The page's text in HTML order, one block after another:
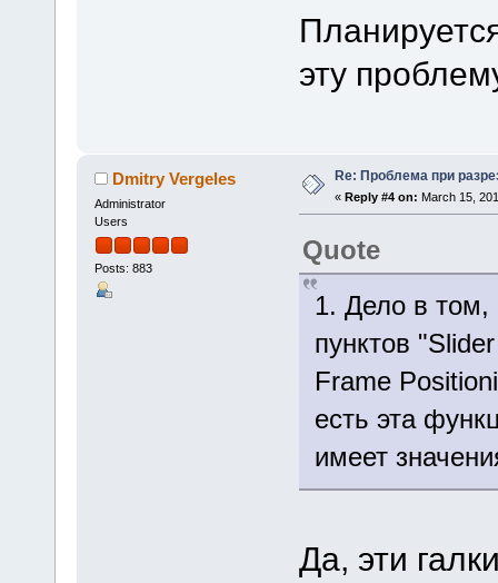
эту
Dmitry Vergeles
Administrator
Users
Posts: 883
Re: Проблема при
« Reply #4 on: March 15,
Quote
1. Дело в том,
пунктов
Frame
есть эта
имеет
Да, эти